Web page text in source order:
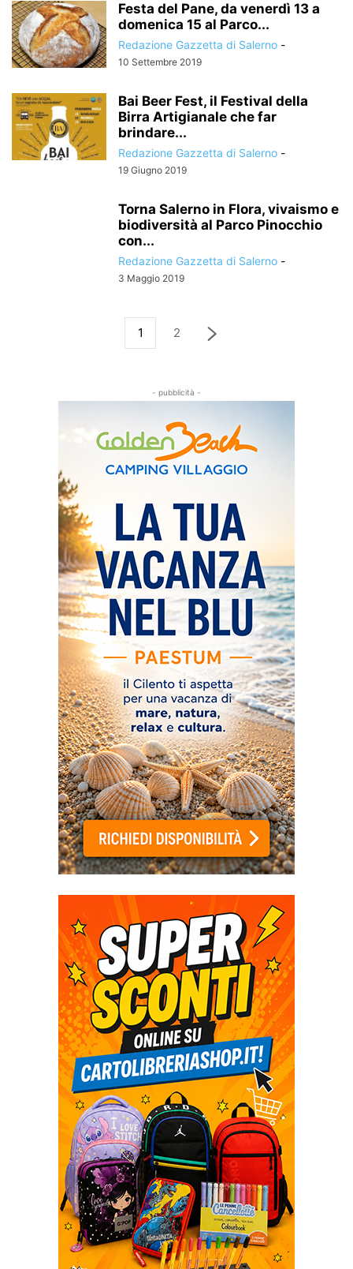
Festa del Pane, da venerdì 13 a
domenica 15 al Parco...
Redazione Gazzetta di Salerno -
10 Settembre 2019
Bai Beer Fest, il Festival della
Birra Artigianale che far
brindare...
Redazione Gazzetta di Salerno -
19 Giugno 2019
Torna Salerno in Flora, vivaismo e
biodiversità al Parco Pinocchio
con...
Redazione Gazzetta di Salerno -
3 Maggio 2019
1 2
- pubblicità -